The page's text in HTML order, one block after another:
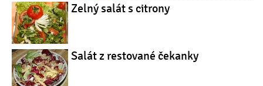
Zelný salát s citrony
Salát z restované čekanky